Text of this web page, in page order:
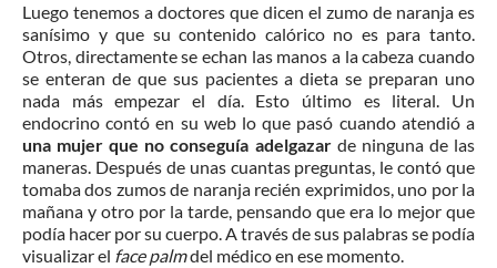
Luego tenemos a doctores que dicen el zumo de naranja es
sanísimo y que su contenido calórico no es para tanto.
Otros, directamente se echan las manos a la cabeza cuando
se enteran de que sus pacientes a dieta se preparan uno
nada más empezar el día. Esto último es literal. Un
endocrino contó en su web lo que pasó cuando atendió a
una mujer que no conseguía adelgazarde ninguna de las
maneras. Después de unas cuantas preguntas, le contó que
tomaba dos zumos de naranja recién exprimidos, uno por la
mañana y otro por la tarde, pensando que era lo mejor que
podía hacer por su cuerpo. A través de sus palabras se podía
visualizar el face palmdel médico en ese momento.